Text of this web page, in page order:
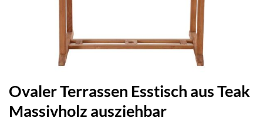
Ovaler Terrassen Esstisch aus Teak
Massivholz ausziehbar